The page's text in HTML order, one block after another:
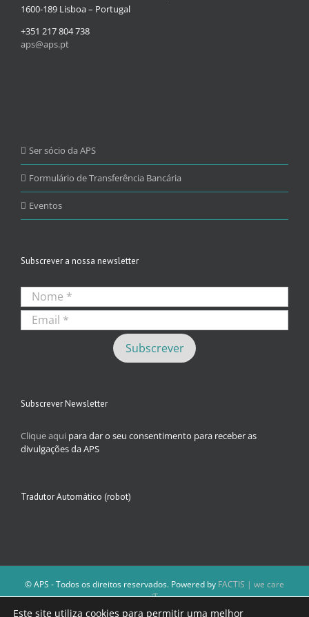
1600-189 Lisboa – Portugal
+351 217 804 738
aps@aps.pt
Ser sócio da APS
Formulário de Transferência Bancária
Eventos
Subscrever a nossa newsletter
Subscrever Newsletter
Clique aqui para dar o seu consentimento para receber as
divulgações da APS
Tradutor Automático (robot)
© APS - Todos os direitos reservados. Powered by FACTIS | we care
iT
A Direção da APS reserva-se o direito de não publicar conteúdos que
Este site utiliza cookies para permitir uma melhor